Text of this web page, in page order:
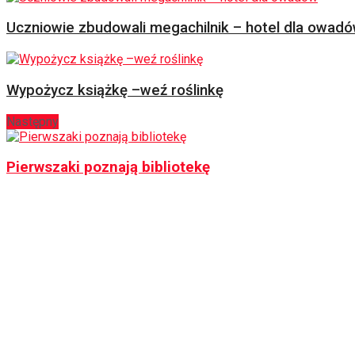
Uczniowie zbudowali megachilnik – hotel dla
Wypożycz książkę –weź roślinkę
Następny
Pierwszaki poznają bibliotekę